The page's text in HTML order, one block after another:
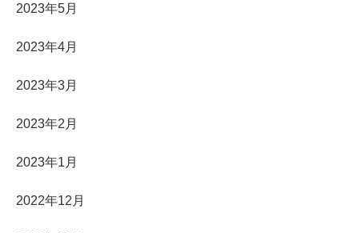
2023年5月
2023年4月
2023年3月
2023年2月
2023年1月
2022年12月